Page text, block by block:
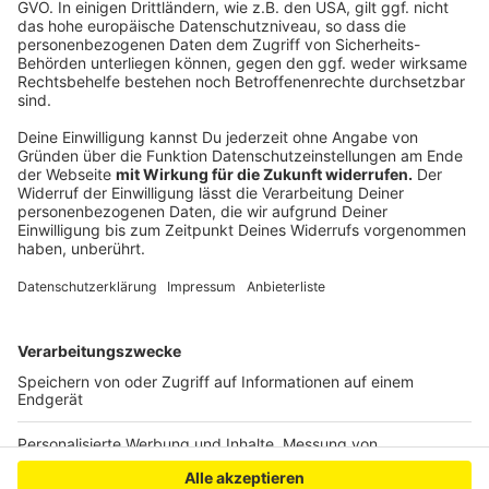
Anzeige
Streckensperrungen für Biker können keine Lösung
sein, sagt Müther weiter. Auch die Initiative Silent
Rider sieht darin nur das allerletzte Mittel.
bekommen, in der Nordeifel unerwünscht zu sein.
Anzeige
Anzeige